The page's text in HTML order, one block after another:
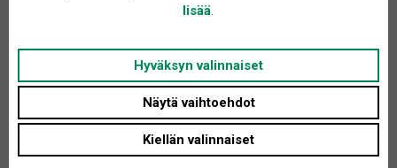
lisää
Hyväksyn valinnaiset
Näytä vaihtoehdot
Kiellän valinnaiset